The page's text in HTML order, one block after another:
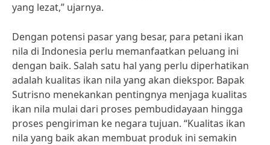
yang lezat,” ujarnya.
Dengan potensi pasar yang besar, para petani ikan
nila di Indonesia perlu memanfaatkan peluang ini
dengan baik. Salah satu hal yang perlu diperhatikan
adalah kualitas ikan nila yang akan diekspor. Bapak
Sutrisno menekankan pentingnya menjaga kualitas
ikan nila mulai dari proses pembudidayaan hingga
proses pengiriman ke negara tujuan. “Kualitas ikan
nila yang baik akan membuat produk ini semakin